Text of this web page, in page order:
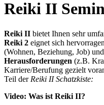
Reiki II
Reiki II bietet Ihnen sehr
Reiki 2 eignet sich
(Wohnen, Beziehung, Job)
Herausforderungen (z.B.
Karriere/Berufung gezielt
Teil der Reiki II Schatzkiste:
Video: Was ist Reiki II?